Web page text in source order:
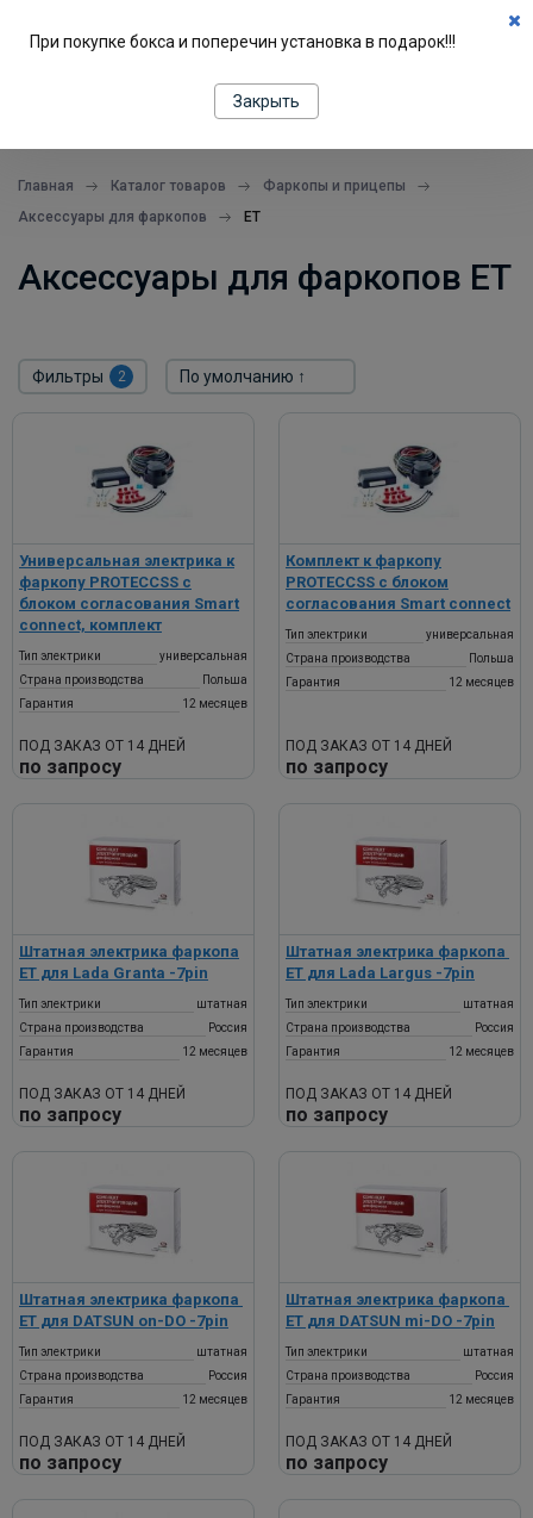
Главная Каталог товаров
Фаркопы и прицепы
Аксессуары для фаркопов
ET
Аксессуары для фаркопов ET
Фильтры 2
Универсальная электрика к
фаркопу PROTECCSS с
блоком согласования Smart
connect, комплект
Тип электрики
универсальная
Страна производства
Польша
Гарантия
12 месяцев
ПОД ЗАКАЗ ОТ 14 ДНЕЙ
по запросу
Комплект к фаркопу
PROTECCSS с блоком
согласования Smart connect
Тип электрики
универсальная
Страна производства
Польша
Гарантия
12 месяцев
ПОД ЗАКАЗ ОТ 14 ДНЕЙ
по запросу
Штатная электрика фаркопа
ET для Lada Granta​ -7pin
Тип электрики
штатная
Страна производства
Россия
Гарантия
12 месяцев
ПОД ЗАКАЗ ОТ 14 ДНЕЙ
по запросу
Штатная электрика фаркопа ​
ET для Lada Largus​ -7pin
Тип электрики
штатная
Страна производства
Россия
Гарантия
12 месяцев
ПОД ЗАКАЗ ОТ 14 ДНЕЙ
по запросу
Штатная электрика фаркопа ​
ET для DATSUN on-DO​ -7pin
Тип электрики
штатная
Страна производства
Россия
Гарантия
12 месяцев
ПОД ЗАКАЗ ОТ 14 ДНЕЙ
по запросу
Штатная электрика фаркопа ​
ET для DATSUN mi-DO​ -7pin
Тип электрики
штатная
Страна производства
Россия
Гарантия
12 месяцев
ПОД ЗАКАЗ ОТ 14 ДНЕЙ
по запросу
При покупке бокса и поперечин установка в подарок!!!
Закрыть